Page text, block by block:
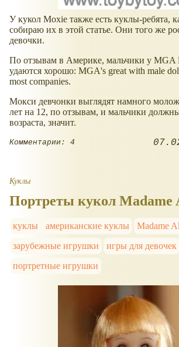
У кукол Moxie также есть куклы-ребята,
собираю их в этой статье. Они того же
девочки.
По отзывам в Америке, мальчики у MGA
удаются хорошо: MGA's great with male
most companies.
Мокси девчонки выглядят намного
лет на 12, по отзывам, и мальчики
возраста, значит.
Комментарии: 4
Куклы
Портреты кукол Madame
куклы американские куклы
Madame
зарубежные игрушки
игры для девочек
портретные игрушки